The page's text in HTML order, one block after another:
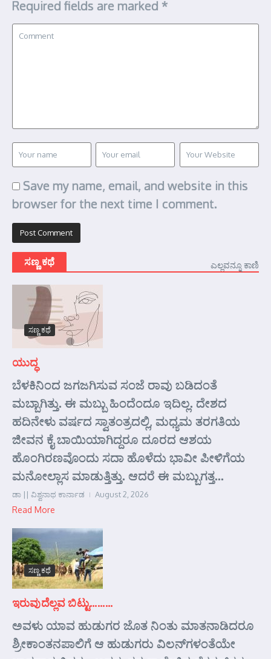
Required fields are marked *
Save my name, email, and website in this
browser for the next time I comment.
ಸಣ್ಣ ಕಥೆ ಎಲ್ಲವನ್ನೂ ಕಾಣಿ
ಸಣ್ಣ ಕಥೆ
ಯುದ್ಧ
ಬೆಳಕಿನಿಂದ ಜಗಜಗಿಸುವ ಸಂಜೆ ರಾವು ಬಡಿದಂತೆ
ಮಬ್ಬಾಗಿತ್ತು. ಈ ಮಬ್ಬು ಹಿಂದೆಂದೂ ಇದಿಲ್ಲ. ದೇಶದ
ಹದಿನೇಳು ವರ್ಷದ ಸ್ವಾತಂತ್ರದಲ್ಲಿ, ಮಧ್ಯಮ ತರಗತಿಯ
ಜೀವನ ಕೈ ಬಾಯಿಯಾಗಿದ್ದರೂ ದೂರದ ಆಶಯ
ಹೊಂಗಿರಣವೊಂದು ಸದಾ ಹೊಳೆದು ಭಾವೀ ಪೀಳಿಗೆಯ
ಮನೋಲ್ಲಾಸ ಮಾಡುತ್ತಿತ್ತು. ಆದರೆ ಈ ಮಬ್ಬುಗತ್ತ...
ಡಾ || ವಿಶ್ವನಾಥ ಕಾರ್ನಾಡ August 2, 2026
Read More
ಸಣ್ಣ ಕಥೆ
ಇರುವುದೆಲ್ಲವ ಬಿಟ್ಟು………
ಅವಳು ಯಾವ ಹುಡುಗರ ಜೊತ ನಿಂತು ಮಾತನಾಡಿದರೂ
ಶ್ರೀಕಾಂತನಪಾಲಿಗೆ ಆ ಹುಡುಗರು ವಿಲನ್‌ಗಳಂತೆಯೇ